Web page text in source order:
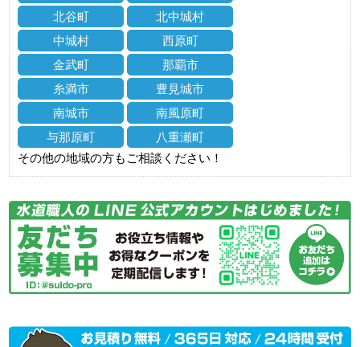
北谷町
北中城村
中城村
西原町
金武町
那覇市
糸満市
豊見城市
南城市
南風原町
与那原町
八重瀬町
その他の地域の方もご相談ください！